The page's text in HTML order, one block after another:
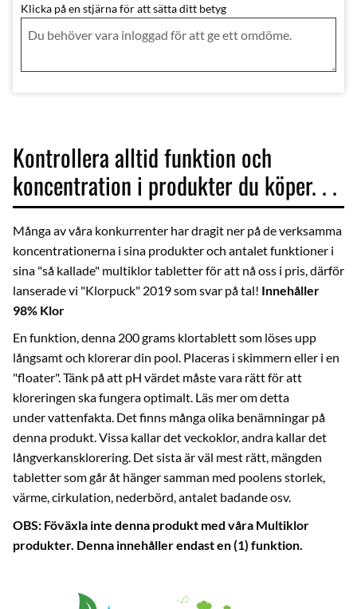
Kontrollera alltid funktion och
koncentration i produkter du köper. . .
Många av våra konkurrenter har dragit ner på de verksamma
koncentrationerna i sina produkter och antalet funktioner i
sina "så kallade" multiklor tabletter för att nå oss i pris, därför
lanserade vi "Klorpuck" 2019 som svar på tal! Innehåller
98% Klor
En funktion, denna 200 grams klortablett som löses upp
långsamt och klorerar din pool. Placeras i skimmern eller i en
"floater". Tänk på att pH värdet måste vara rätt för att
kloreringen ska fungera optimalt. Läs mer om detta
undervattenfakta. Det finns många olika benämningar på
denna produkt. Vissa kallar det veckoklor, andra kallar det
långverkansklorering. Det sista är väl mest rätt, mängden
tabletter som går åt hänger samman med poolens storlek,
värme, cirkulation, nederbörd, antalet badande osv.
OBS: Föväxla inte denna produkt med våra Multiklor
produkter. Denna innehåller endast en (1) funktion.
Klicka på en stjärna för att sätta ditt betyg